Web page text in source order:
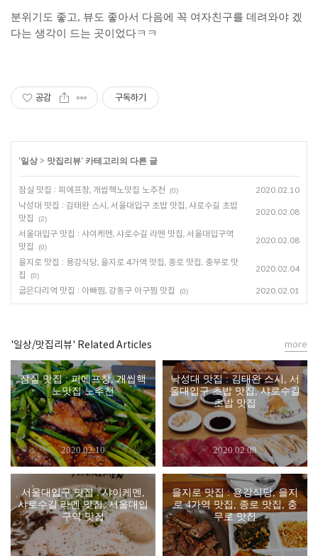
분위기도 좋고, 뷰도 좋아서 다음에 꼭 여자친구를 데려와야 겠
다는 생각이 드는 곳이었다ㅋㅋ
공감 구독하기
'일상> 맛집리뷰' 카테고리의 다른 글
잠실 맛집 : 피에프창, 개씹핵노맛집 노추천 (0) 2020.02.10
낙성대 맛집 : 김태완 스시, 서울대입구 초밥 맛집, 샤로수길 초밥
맛집
(2)
2020.02.08
서울대입구 맛집 : 샤이케멘, 샤로수길 라멘 맛집, 서울대입구역
맛집
(0)
2020.02.08
을지로 맛집 : 용강식당, 을지로 4가역 맛집, 종로 맛집, 충무로 맛
집
(0)
2020.02.04
굽은다리역 맛집 : 아빠찜, 강동구 아구찜 맛집 (0) 2020.02.01
'일상/맛집리뷰' Related Articles
잠실 맛집 : 피에프창, 개씹핵
노맛집 노추천
2020.02.10
낙성대 맛집 : 김태완 스시, 서
울대입구 초밥 맛집, 샤로수길
초밥 맛집
2020.02.08
서울대입구 맛집 : 샤이케멘,
샤로수길 라멘 맛집, 서울대입
구역 맛집
을지로 맛집 : 용강식당, 을지
로 4가역 맛집, 종로 맛집, 충
무로 맛집
more